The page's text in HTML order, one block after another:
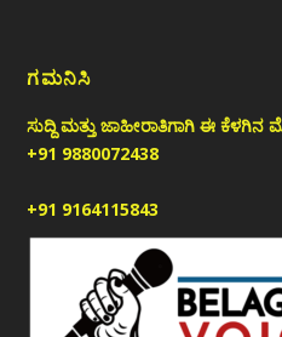
ಗಮನಿಸಿ
ಸುದ್ದಿ ಮತ್ತು ಜಾಹೀರಾತಿಗಾಗಿ ಈ
+91 9880072438
+91 9164115843